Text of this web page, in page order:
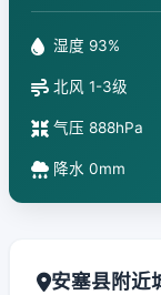
湿度 93%
北风 1-3级
气压 888hPa
降水 0mm
安塞县附近